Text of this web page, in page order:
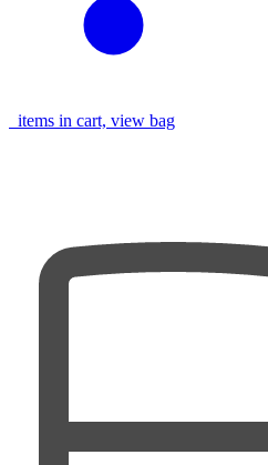
items in cart, view bag